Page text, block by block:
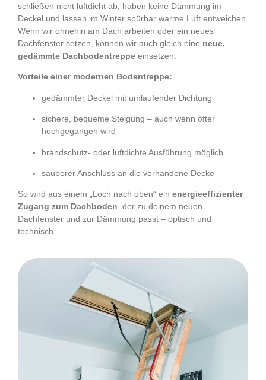
schließen nicht luftdicht ab, haben keine Dämmung im
Deckel und lassen im Winter spürbar warme Luft entweichen.
Wenn wir ohnehin am Dach arbeiten oder ein neues
Dachfenster setzen, können wir auch gleich eine neue,
gedämmte Dachbodentreppe einsetzen.
Vorteile einer modernen Bodentreppe:
gedämmter Deckel mit umlaufender Dichtung
sichere, bequeme Steigung – auch wenn öfter
hochgegangen wird
brandschutz- oder luftdichte Ausführung möglich
sauberer Anschluss an die vorhandene Decke
So wird aus einem „Loch nach oben“ ein energieeffizienter
Zugang zum Dachboden, der zu deinem neuen
Dachfenster und zur Dämmung passt – optisch und
technisch.